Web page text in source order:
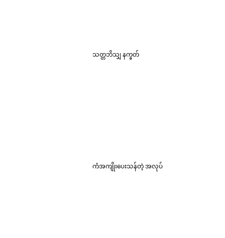
သတ္တဘိသျှ နက္ခတ်
ကံအကျိုးပေးသန်တဲ့ အလုပ်